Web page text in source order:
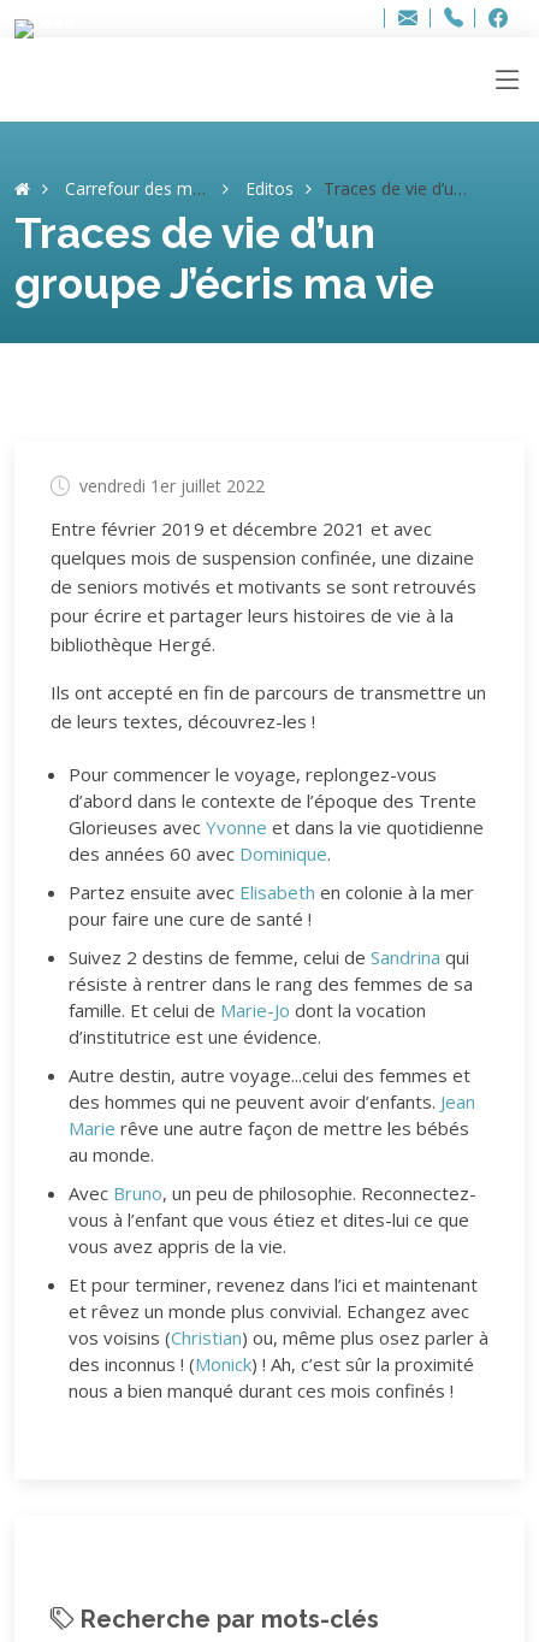
Adresse
info..hâthe..
Tel.
Tel.
Carrefour des mémoires Editos Traces de vie d’un groupe J’écris ma vie
Traces de vie d’un
groupe J’écris ma vie
vendredi 1er juillet 2022
Entre février 2019 et décembre 2021 et avec
quelques mois de suspension confinée, une dizaine
de seniors motivés et motivants se sont retrouvés
pour écrire et partager leurs histoires de vie à la
bibliothèque Hergé.
Ils ont accepté en fin de parcours de transmettre un
de leurs textes, découvrez-les !
Pour commencer le voyage, replongez-vous
d’abord dans le contexte de l’époque des Trente
Glorieuses avec Yvonne et dans la vie quotidienne
des années 60 avec Dominique.
Partez ensuite avec Elisabeth en colonie à la mer
pour faire une cure de santé !
Suivez 2 destins de femme, celui de Sandrina qui
résiste à rentrer dans le rang des femmes de sa
famille. Et celui de Marie-Jo dont la vocation
d’institutrice est une évidence.
Autre destin, autre voyage...celui des femmes et
des hommes qui ne peuvent avoir d’enfants. Jean
Marie rêve une autre façon de mettre les bébés
au monde.
Avec Bruno, un peu de philosophie. Reconnectez-
vous à l’enfant que vous étiez et dites-lui ce que
vous avez appris de la vie.
Et pour terminer, revenez dans l’ici et maintenant
et rêvez un monde plus convivial. Echangez avec
vos voisins (Christian) ou, même plus osez parler à
des inconnus ! (Monick) ! Ah, c’est sûr la proximité
nous a bien manqué durant ces mois confinés !
Recherche par mots-clés